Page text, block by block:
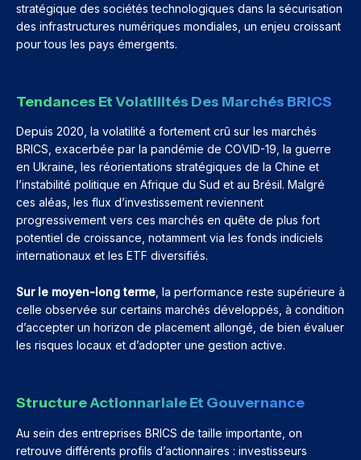
stratégique des sociétés technologiques dans la sécurisation
des infrastructures numériques mondiales, un enjeu croissant
pour tous les pays émergents.
Tendances Et Volatilités Des Marchés BRICS
Depuis 2020, la volatilité a fortement crû sur les marchés
BRICS, exacerbée par la pandémie de COVID-19, la guerre
en Ukraine, les réorientations stratégiques de la Chine et
l’instabilité politique en Afrique du Sud et au Brésil. Malgré
ces aléas, les flux d’investissement reviennent
progressivement vers ces marchés en quête de plus fort
potentiel de croissance, notamment via les fonds indiciels
internationaux et les ETF diversifiés.
Sur le moyen-long terme , la performance reste supérieure à
celle observée sur certains marchés développés, à condition
d’accepter un horizon de placement allongé, de bien évaluer
les risques locaux et d’adopter une gestion active.
Structure Actionnariale Et Gouvernance
Au sein des entreprises BRICS de taille importante, on
retrouve différents profils d’actionnaires : investisseurs